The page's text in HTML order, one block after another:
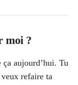
moi ?
ça aujourd’hui. Tu
refaire ta